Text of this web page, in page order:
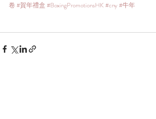
卷 #賀年禮盒 #BoxingPromotionsHK #cny#牛年